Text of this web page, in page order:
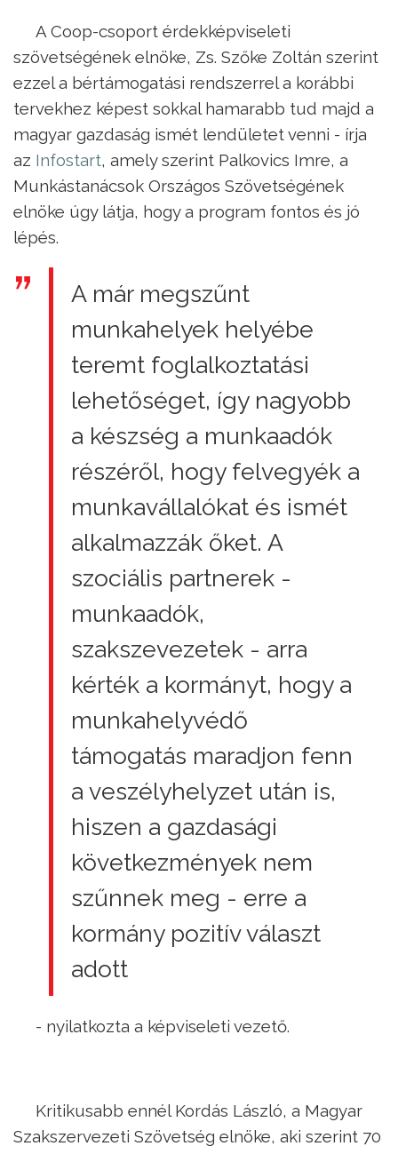
A Coop-csoport érdekképviseleti
szövetségének elnöke, Zs. Szőke Zoltán szerint
ezzel a bértámogatási rendszerrel a korábbi
tervekhez képest sokkal hamarabb tud majd a
magyar gazdaság ismét lendületet venni - írja
az Infostart, amely szerint Palkovics Imre, a
Munkástanácsok Országos Szövetségének
elnöke úgy látja, hogy a program fontos és jó
lépés.
A már megszűnt
munkahelyek helyébe
teremt foglalkoztatási
lehetőséget, így nagyobb
a készség a munkaadók
részéről, hogy felvegyék a
munkavállalókat és ismét
alkalmazzák őket. A
szociális partnerek -
munkaadók,
szakszevezetek - arra
kérték a kormányt, hogy a
munkahelyvédő
támogatás maradjon fenn
a veszélyhelyzet után is,
hiszen a gazdasági
következmények nem
szűnnek meg - erre a
kormány pozitív választ
adott
- nyilatkozta a képviseleti vezető.
Kritikusabb ennél Kordás László, a Magyar
Szakszervezeti Szövetség elnöke, aki szerint 70